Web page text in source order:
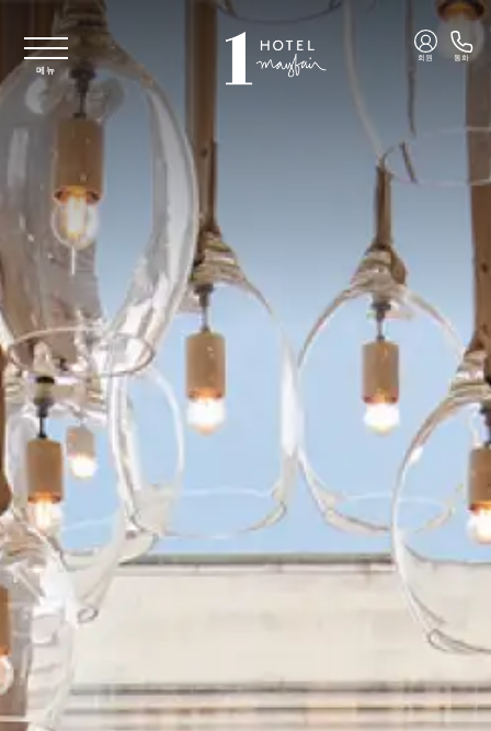
주요 콘텐츠로 건너뛰기
메뉴
회원 통화